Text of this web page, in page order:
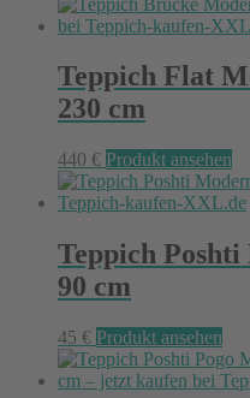
Teppich Flat
230 cm
440 € Produkt ansehen
Teppich
90 cm
45 € Produkt ansehen